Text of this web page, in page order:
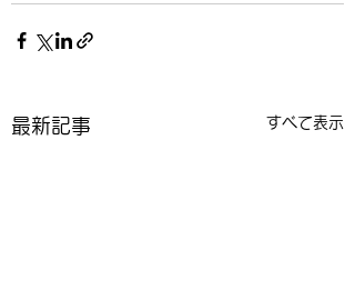
最新記事 すべて表示